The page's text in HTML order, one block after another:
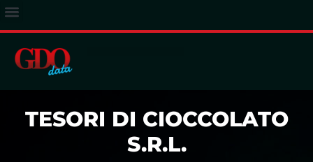
TESORI DI CIOCCOLATO
S.R.L.